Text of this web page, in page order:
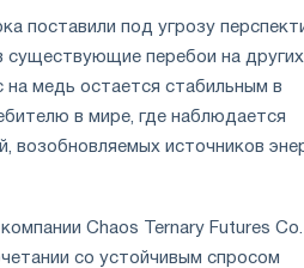
поставили под угрозу
существующие перебои на других
медь остается стабильным в
в мире, где наблюдается
возобновляемых источников
Chaos Ternary Futures
со устойчивым спросом